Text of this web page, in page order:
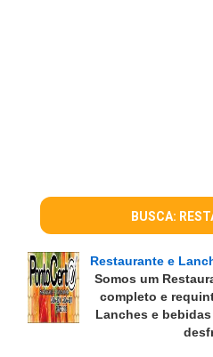
BUSCA:
Restaurante e
Somos um
completo e
Lanches e